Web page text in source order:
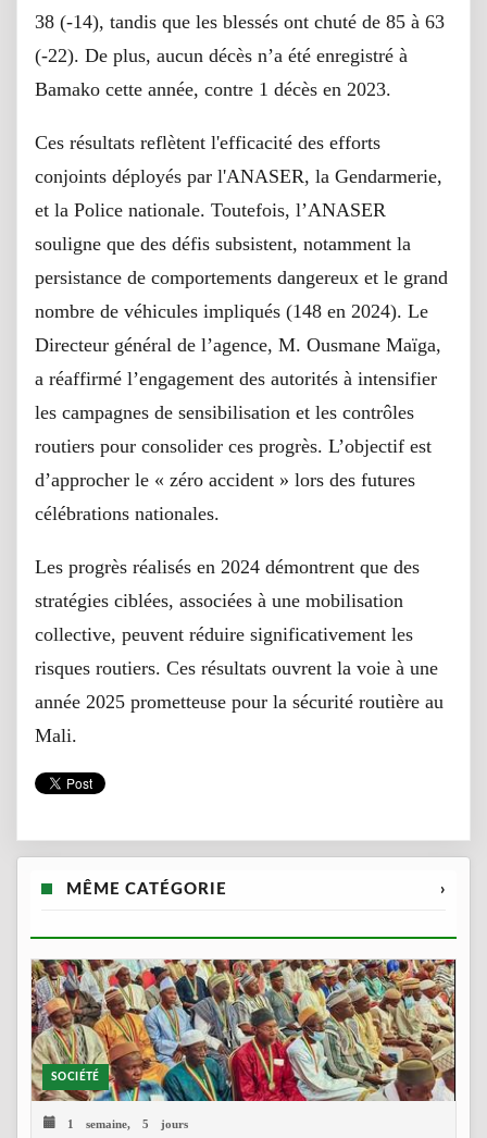
38 (-14), tandis que les blessés ont chuté de 85 à 63
(-22). De plus, aucun décès n’a été enregistré à
Bamako cette année, contre 1 décès en 2023.
Ces résultats reflètent l'efficacité des efforts
conjoints déployés par l'ANASER, la Gendarmerie,
et la Police nationale. Toutefois, l’ANASER
souligne que des défis subsistent, notamment la
persistance de comportements dangereux et le grand
nombre de véhicules impliqués (148 en 2024). Le
Directeur général de l’agence, M. Ousmane Maïga,
a réaffirmé l’engagement des autorités à intensifier
les campagnes de sensibilisation et les contrôles
routiers pour consolider ces progrès. L’objectif est
d’approcher le « zéro accident » lors des futures
célébrations nationales.
Les progrès réalisés en 2024 démontrent que des
stratégies ciblées, associées à une mobilisation
collective, peuvent réduire significativement les
risques routiers. Ces résultats ouvrent la voie à une
année 2025 prometteuse pour la sécurité routière au
Mali.
MÊME CATÉGORIE ›
SOCIÉTÉ
1 semaine, 5 jours